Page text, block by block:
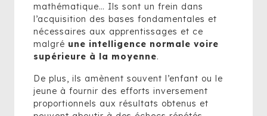
mathématique… Ils sont un frein dans
l’acquisition des bases fondamentales et
nécessaires aux apprentissages et ce
malgré une intelligence normale voire
supérieure à la moyenne.
De plus, ils amènent souvent l’enfant ou le
jeune à fournir des efforts inversement
proportionnels aux résultats obtenus et